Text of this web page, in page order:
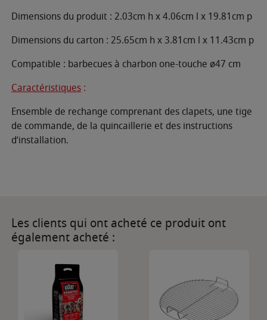
Dimensions du produit : 2.03cm h x 4.06cm l x 19.81cm p
Dimensions du carton : 25.65cm h x 3.81cm l x 11.43cm p
Compatible : barbecues à charbon one-touche ø47 cm
Caractéristiques :
Ensemble de rechange comprenant des clapets, une tige
de commande, de la quincaillerie et des instructions
d’installation.
Les clients qui ont acheté ce produit ont
également acheté :